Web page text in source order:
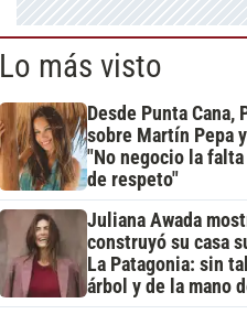
Lo más visto
Desde Punta Cana,
sobre Martín Pepa
"No negocio la
de respeto"
Juliana Awada
construyó su casa
La Patagonia: sin
árbol y de la mano